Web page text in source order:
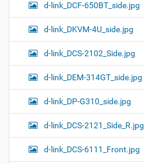
d-link_DCF-650BT_side.jpg
d-link_DKVM-4U_side.jpg
d-link_DCS-2102_Side.jpg
d-link_DEM-314GT_side.jpg
d-link_DP-G310_side.jpg
d-link_DCS-2121_Side_R.jpg
d-link_DCS-6111_Front.jpg